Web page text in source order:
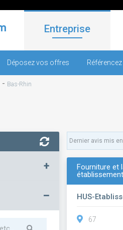
Entreprise
Déposez vos offres
- Bas-Rhin
+
–
Fourniture et
HUS-
67